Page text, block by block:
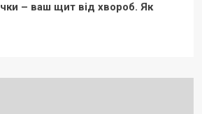
– ваш щит від хвороб. Як